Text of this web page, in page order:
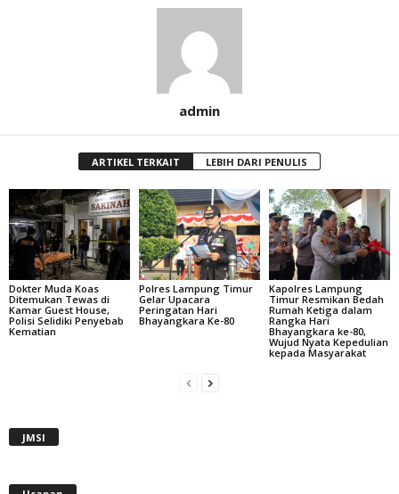
admin
ARTIKEL TERKAIT LEBIH DARI PENULIS
Dokter Muda Koas
Ditemukan Tewas di
Kamar Guest House,
Polisi Selidiki Penyebab
Kematian
Polres Lampung Timur
Gelar Upacara
Peringatan Hari
Bhayangkara Ke-80
Kapolres Lampung
Timur Resmikan Bedah
Rumah Ketiga dalam
Rangka Hari
Bhayangkara ke-80,
Wujud Nyata Kepedulian
kepada Masyarakat
JMSI